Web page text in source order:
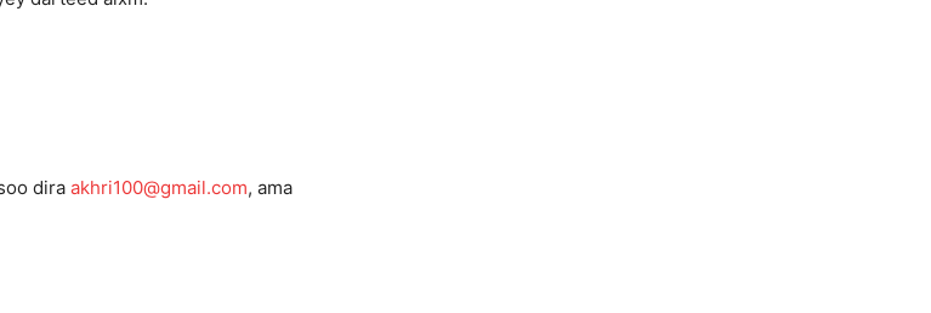
dira akhri100@gmail.com, ama